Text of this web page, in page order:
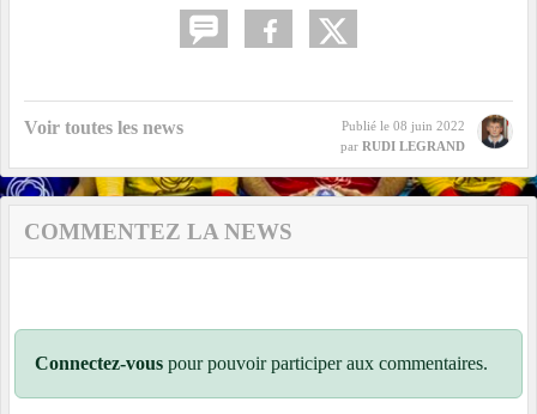
Voir toutes les news Publié le 08 juin 2022
par RUDI LEGRAND
COMMENTEZ LA NEWS
Connectez-vous pour pouvoir participer aux commentaires.